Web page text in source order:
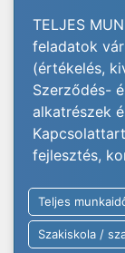
TELJES
feladatok
(értékelés,
Szerződés-
alkatrészek
fejlesztés,
Teljes
Szakiskola /